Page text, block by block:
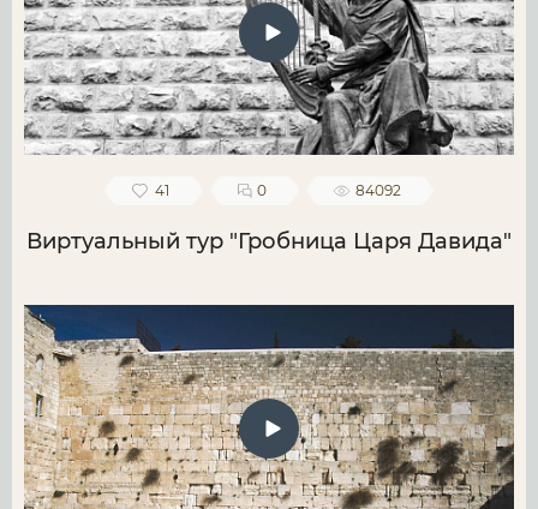
41 0 84092
Виртуальный тур "Гробница Царя Давида"